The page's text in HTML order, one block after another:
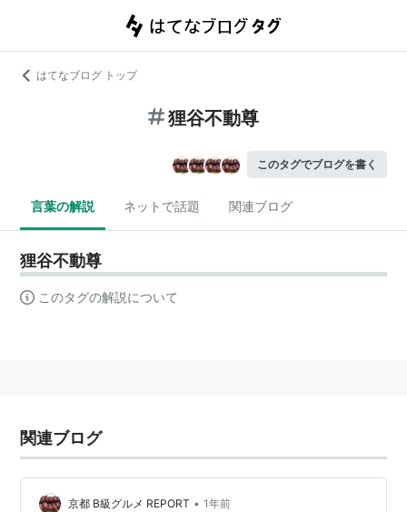
はてなブログ トップ
狸谷不動尊
このタグでブログを書く
言葉の解説 ネットで話題 関連ブログ
狸谷不動尊
このタグの解説について
関連ブログ
京都 B級グルメ REPORT • 1年前